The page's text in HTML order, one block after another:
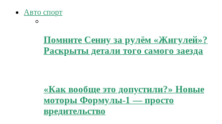
Авто спорт
Помните Сенну за рулём «Жигулей»?
Раскрыты детали того самого заезда
«Как вообще это допустили?» Новые
моторы Формулы-1 — просто
вредительство